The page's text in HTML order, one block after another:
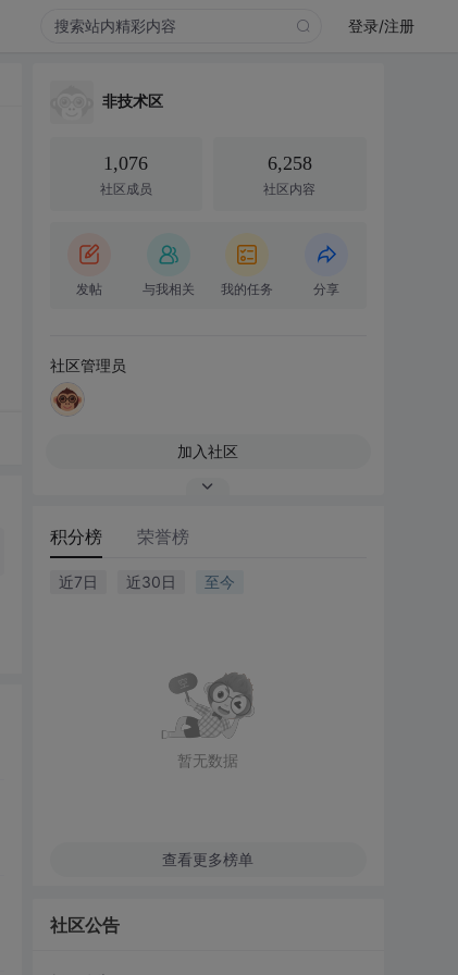
登录/注册
非技术区
1,076
社区成员
6,258
社区内容
发帖 与我相关 我的任务 分享
社区管理员
加入社区
积分榜 荣誉榜
近7日 近30日 至今
暂无数据
查看更多榜单
社区公告